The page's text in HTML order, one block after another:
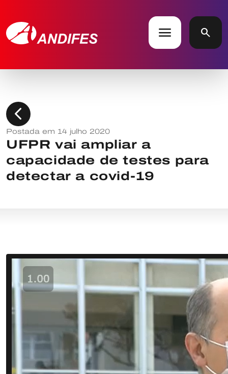
menu search
chevron_left
Postada em 14 julho 2020
UFPR vai ampliar a
capacidade de testes para
detectar a covid-19